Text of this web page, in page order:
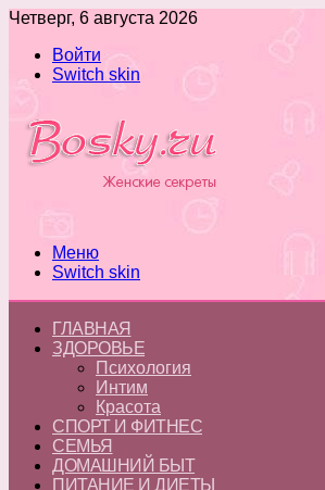
Четверг, 6 августа 2026
Войти
Switch skin
Меню
Switch skin
ГЛАВНАЯ
ЗДОРОВЬЕ
Психология
Интим
Красота
СПОРТ И ФИТНЕС
СЕМЬЯ
ДОМАШНИЙ БЫТ
ПИТАНИЕ И ДИЕТЫ